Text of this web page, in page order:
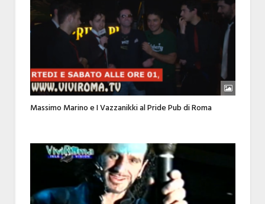
Massimo Marino e I Vazzanikki al Pride Pub di Roma